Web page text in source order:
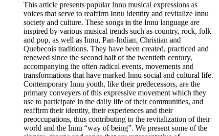
This article presents popular Innu musical expressions as
voices that serve to reaffirm Innu identity and revitalize Innu
society and culture. These songs in the Innu language are
inspired by various musical trends such as country, rock, folk
and pop, as well as Innu, Pan-Indian, Christian and
Quebecois traditions. They have been created, practiced and
renewed since the second half of the twentieth century,
accompanying the often radical events, movements and
transformations that have marked Innu social and cultural life.
Contemporary Innu youth, like their predecessors, are the
primary conveyers of this expressive movement which they
use to participate in the daily life of their communities, and
reaffirm their identity, their experiences and their
preoccupations, thus contributing to the revitalization of their
world and the Innu “way of being”. We present some of the